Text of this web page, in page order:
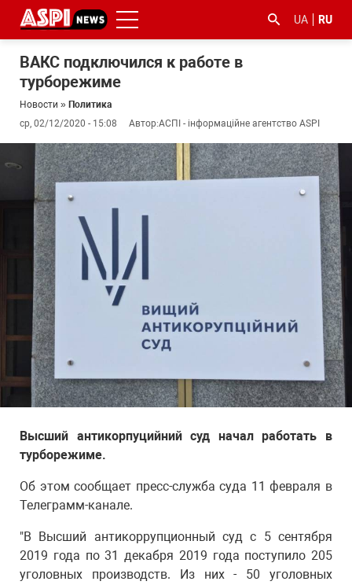
UA RU
ВАКС подключился к работе в
турборежиме
Новости » Политика
ср, 02/12/2020 - 15:08
Автор:АСПІ - інформаційне агентство ASPI
Высший антикорпуцийний суд начал работать в
турборежиме.
Об этом сообщает пресс-служба суда 11 февраля в
Телеграмм-канале.
"В Высший антикоррупционный суд с 5 сентября
2019 года по 31 декабря 2019 года поступило 205
уголовных производств. Из них - 50 уголовных
#боротьба
з
корупцією
#гфс #Киев #коронавірус